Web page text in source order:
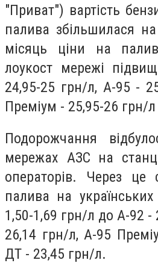
"Приват") вартість
палива збільшилася
місяць ціни на
лоукост мережі
24,95-25 грн/л, А-95 -
Преміум - 25,95-26 грн/
Подорожчання
мережах АЗС на
операторів. Через це
палива на
1,50-1,69 грн/л до А-92 -
26,14 грн/л, А-95
ДТ - 23,45 грн/л.